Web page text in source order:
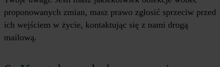
proponowanych zmian, masz prawo zgłosić sprzeciw przed
ich wejściem w życie, kontaktując się z nami drogą
mailową.